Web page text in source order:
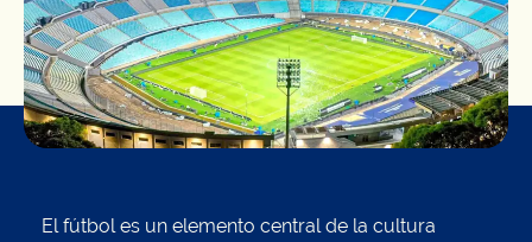
El fútbol es un elemento central de la cultura